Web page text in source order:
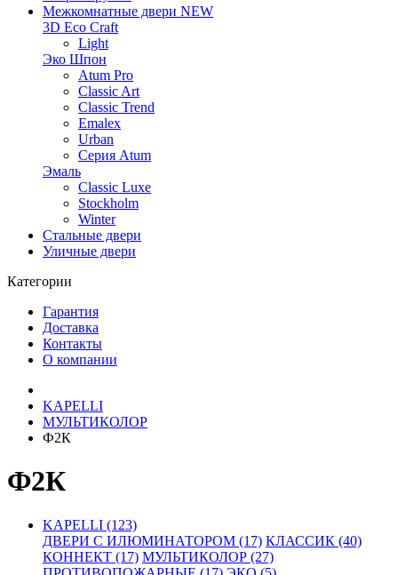
Межкомнатные двери NEW
3D Eco Craft
Light
Эко Шпон
Atum Pro
Classic Art
Classic Trend
Emalex
Urban
Серия Atum
Эмаль
Classic Luxe
Stockholm
Winter
Стальные двери
Уличные двери
Категории
Гарантия
Доставка
Контакты
О компании
KAPELLI
МУЛЬТИКОЛОР
Ф2К
Ф2К
KAPELLI (123)
ДВЕРИ С ИЛЮМИНАТОРОМ (17) КЛАССИК (40)
КОННЕКТ (17) МУЛЬТИКОЛОР (27)